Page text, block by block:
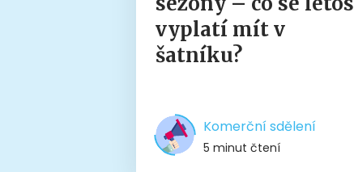
vyplatí mít v
šatníku?
Komerční sdělení
5 minut čtení